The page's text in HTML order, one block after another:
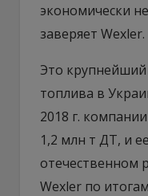
экономически
заверяет Wexler.
Это
топлива в
2018 г.
1,2 млн т ДТ, и
отечественном
Wexler по